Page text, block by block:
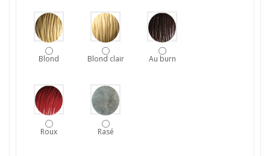
Blond Blond clair Au burn
Roux Rasé